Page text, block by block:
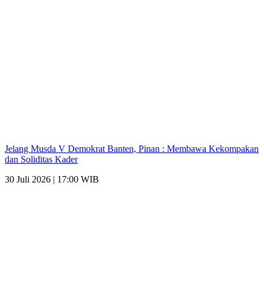
Jelang Musda V Demokrat Banten, Pinan : Membawa Kekompakan
dan Soliditas Kader
30 Juli 2026 | 17:00 WIB